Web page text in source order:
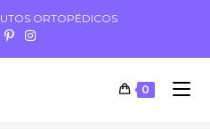
ORTOPÉDICOS
0